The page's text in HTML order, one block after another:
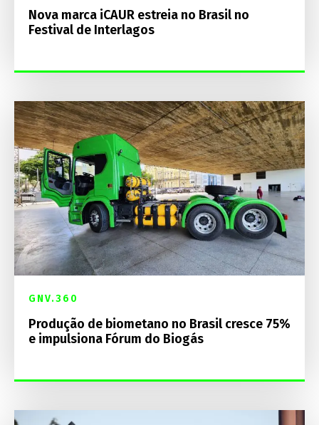
Nova marca iCAUR estreia no Brasil no
Festival de Interlagos
GNV.360
Produção de biometano no Brasil cresce 75%
e impulsiona Fórum do Biogás